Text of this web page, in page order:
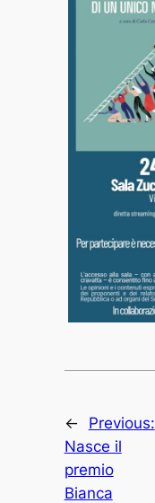
←
Previous:
Nasce il
premio
Bianca